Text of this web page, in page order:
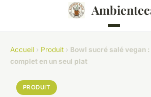
Accueil › Produit › Bowl sucré salé vegan
complet en un seul plat
PRODUIT